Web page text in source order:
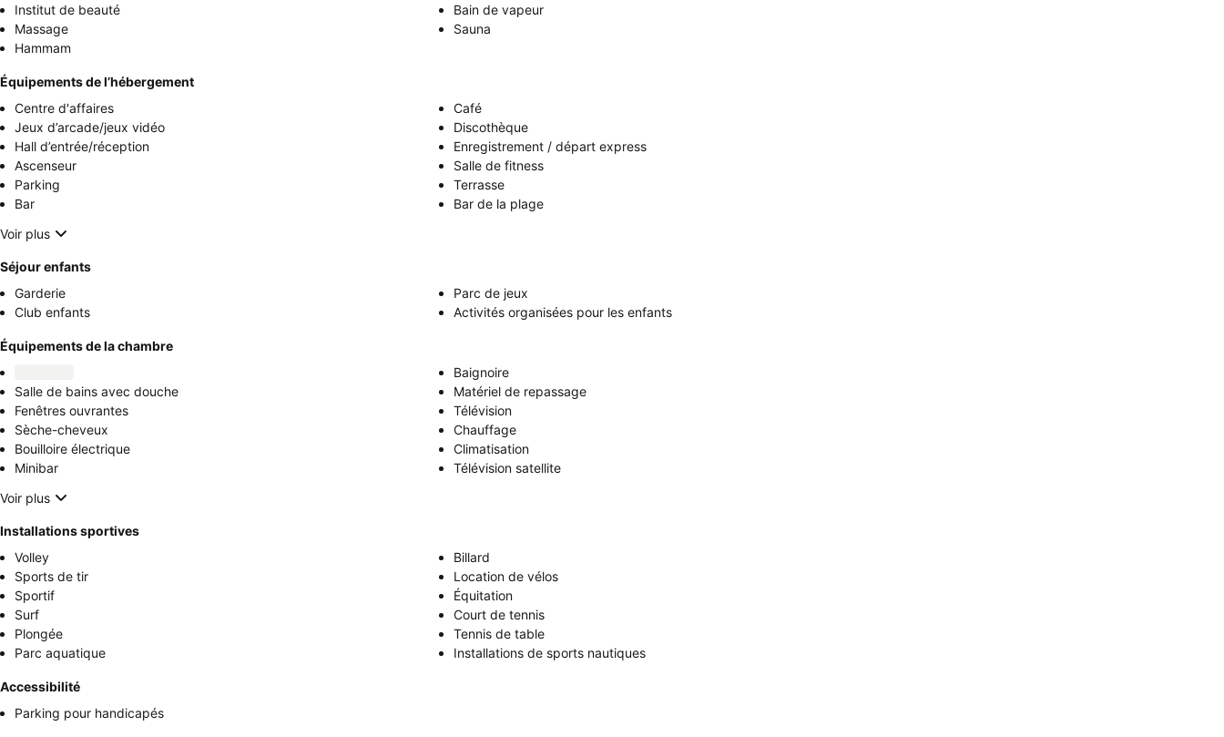
Institut de beauté
Bain de vapeur
Massage
Sauna
Hammam
Équipements de l’hébergement
Centre d'affaires
Café
Jeux d’arcade/jeux vidéo
Discothèque
Hall d’entrée/réception
Enregistrement / départ express
Ascenseur
Salle de fitness
Parking
Terrasse
Bar
Bar de la plage
Voir plus
Séjour enfants
Garderie
Parc de jeux
Club enfants
Activités organisées pour les enfants
Équipements de la chambre
Baignoire
Salle de bains avec douche
Matériel de repassage
Fenêtres ouvrantes
Télévision
Sèche-cheveux
Chauffage
Bouilloire électrique
Climatisation
Minibar
Télévision satellite
Voir plus
Installations sportives
Volley
Billard
Sports de tir
Location de vélos
Sportif
Équitation
Surf
Court de tennis
Plongée
Tennis de table
Parc aquatique
Installations de sports nautiques
Accessibilité
Parking pour handicapés